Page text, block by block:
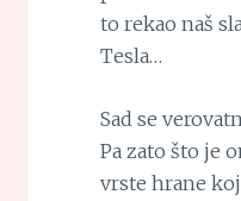
to rekao naš
Tesla…
Sad se
Pa zato što je
vrste hrane